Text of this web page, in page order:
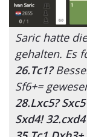
Saric hatte
gehalten. Es
26.Tc1?
Sf6+=
28.Lxc5?
Sxd4!